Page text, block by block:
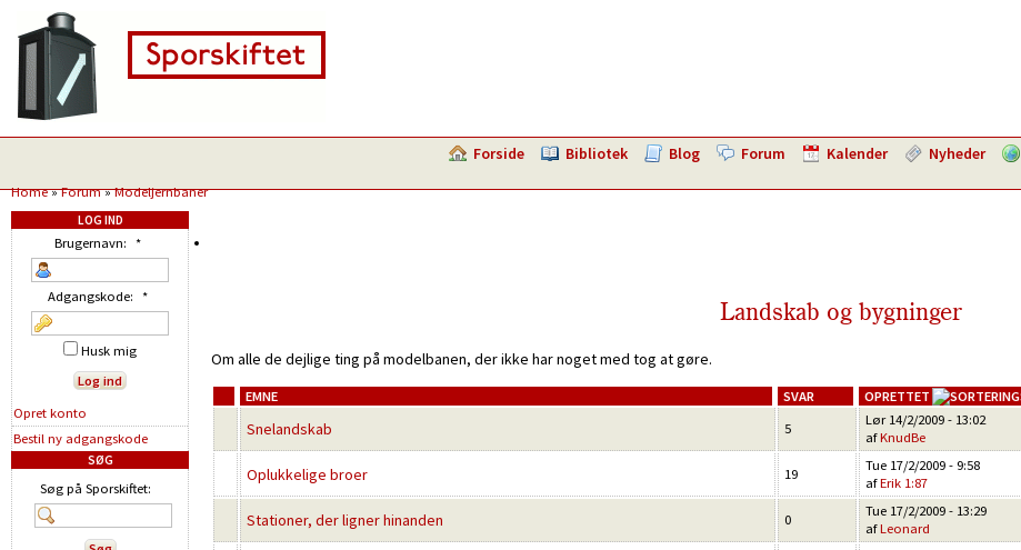
Forside Bibliotek Blog Forum Kalender Nyheder
Home»Forum»Modeljernbaner
Landskab og bygninger
Om alle de dejlige ting på modelbanen, der ikke har noget med tog at gøre.
EMNE SVAR OPRETTET
Snelandskab 5
Lør 14/2/2009 - 13:02
afKnudBe
Oplukkelige broer 19
Tue 17/2/2009 - 9:58
afErik 1:87
Stationer, der ligner hinanden 0
Tue 17/2/2009 - 13:29
afLeonard
LOG IND
Brugernavn: *
Adgangskode: *
Husk mig
Opret konto
Bestil ny adgangskode
SØG
Søg på Sporskiftet: